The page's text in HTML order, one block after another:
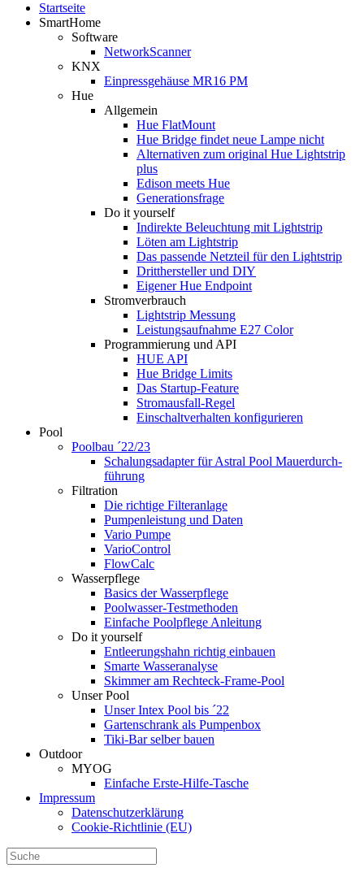
Startseite
SmartHome
Software
NetworkScanner
KNX
Einpressgehäuse MR16 PM
Hue
Allgemein
Hue FlatMount
Hue Bridge findet neue Lampe nicht
Alternativen zum original Hue Lightstrip
plus
Edison meets Hue
Generationsfrage
Do it yourself
Indirekte Beleuchtung mit Lightstrip
Löten am Lightstrip
Das passende Netzteil für den Lightstrip
Dritthersteller und DIY
Eigener Hue Endpoint
Stromverbrauch
Lightstrip Messung
Leistungsaufnahme E27 Color
Programmierung und API
HUE API
Hue Bridge Limits
Das Startup-Feature
Stromausfall-Regel
Einschaltverhalten konfigurieren
Pool
Poolbau ´22/23
Schalungs­adapter für Astral Pool Mauer­durch­
führung
Filtration
Die richtige Filter­anlage
Pumpenleistung und Daten
Vario Pumpe
Vario­Control
FlowCalc
Wasserpflege
Basics der Wasserpflege
Poolwasser-Testmethoden
Einfache Poolpflege Anleitung
Do it yourself
Ent­leerungs­hahn richtig einbauen
Smarte Wasseranalyse
Skimmer am Rechteck-Frame-Pool
Unser Pool
Unser Intex Pool bis ´22
Gartenschrank als Pumpenbox
Tiki-Bar selber bauen
Outdoor
MYOG
Einfache Erste-Hilfe-Tasche
Impressum
Datenschutzerklärung
Cookie-Richtlinie (EU)